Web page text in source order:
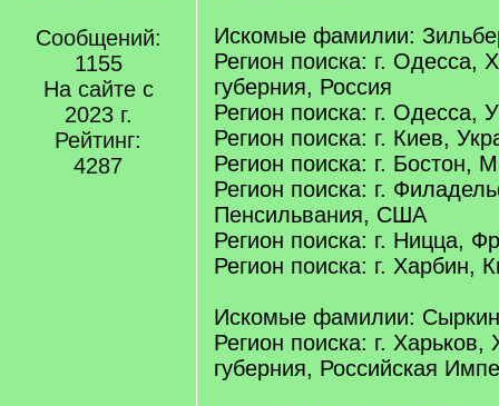
Сообщений:
1155
На сайте с
2023 г.
Рейтинг:
4287
Искомые фамилии:
Регион поиска: г. Одесса,
губерния, Россия
Регион поиска: г. Одесса,
Регион поиска: г. Киев,
Регион поиска: г. Бостон,
Регион поиска: г.
Пенсильвания, США
Регион поиска: г. Ницца,
Регион поиска: г. Харбин,
Искомые фамилии: Сыркин
Регион поиска: г. Харьков,
губерния, Российская